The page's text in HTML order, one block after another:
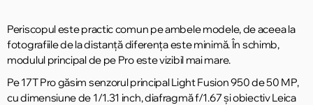
Periscopul este practic comun pe ambele modele, de aceea la
fotografiile de la distanță diferența este minimă. În schimb,
modulul principal de pe Pro este vizibil mai mare.
Pe 17T Pro găsim senzorul principal Light Fusion 950 de 50 MP,
cu dimensiune de 1/1.31 inch, diafragmă f/1.67 și obiectiv Leica